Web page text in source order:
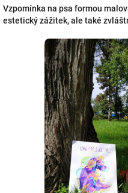
Vzpomínka na psa formou
estetický zážitek, ale také